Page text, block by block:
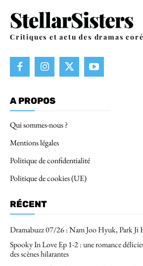
Critiques et actu des dramas
A PROPOS
Qui sommes-nous ?
Mentions légales
Politique de confidentialité
Politique de cookies (UE)
RÉCENT
Dramabuzz 07/26 : Nam Joo Hyuk, Park Ji
Spooky In Love Ep 1-2 : une romance
des scènes hilarantes